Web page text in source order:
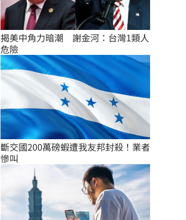
揭美中角力暗潮　謝金河：台灣1類人
危險
斷交國200萬磅蝦遭我友邦封殺！業者
慘叫